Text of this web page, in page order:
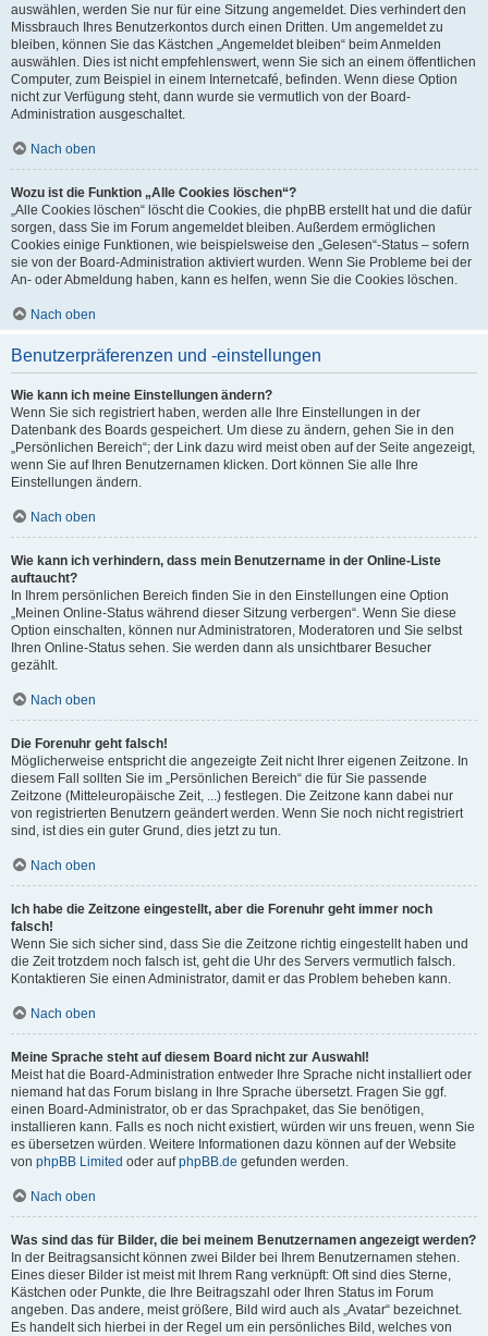
auswählen, werden Sie nur für eine Sitzung angemeldet. Dies verhindert den
Missbrauch Ihres Benutzerkontos durch einen Dritten. Um angemeldet zu
bleiben, können Sie das Kästchen „Angemeldet bleiben“ beim Anmelden
auswählen. Dies ist nicht empfehlenswert, wenn Sie sich an einem öffentlichen
Computer, zum Beispiel in einem Internetcafé, befinden. Wenn diese Option
nicht zur Verfügung steht, dann wurde sie vermutlich von der Board-
Administration ausgeschaltet.
Nach oben
Wozu ist die Funktion „Alle Cookies löschen“?
„Alle Cookies löschen“ löscht die Cookies, die phpBB erstellt hat und die dafür
sorgen, dass Sie im Forum angemeldet bleiben. Außerdem ermöglichen
Cookies einige Funktionen, wie beispielsweise den „Gelesen“-Status – sofern
sie von der Board-Administration aktiviert wurden. Wenn Sie Probleme bei der
An- oder Abmeldung haben, kann es helfen, wenn Sie die Cookies löschen.
Nach oben
Benutzerpräferenzen und -einstellungen
Wie kann ich meine Einstellungen ändern?
Wenn Sie sich registriert haben, werden alle Ihre Einstellungen in der
Datenbank des Boards gespeichert. Um diese zu ändern, gehen Sie in den
„Persönlichen Bereich“; der Link dazu wird meist oben auf der Seite angezeigt,
wenn Sie auf Ihren Benutzernamen klicken. Dort können Sie alle Ihre
Einstellungen ändern.
Nach oben
Wie kann ich verhindern, dass mein Benutzername in der Online-Liste
auftaucht?
In Ihrem persönlichen Bereich finden Sie in den Einstellungen eine Option
„Meinen Online-Status während dieser Sitzung verbergen“. Wenn Sie diese
Option einschalten, können nur Administratoren, Moderatoren und Sie selbst
Ihren Online-Status sehen. Sie werden dann als unsichtbarer Besucher
gezählt.
Nach oben
Die Forenuhr geht falsch!
Möglicherweise entspricht die angezeigte Zeit nicht Ihrer eigenen Zeitzone. In
diesem Fall sollten Sie im „Persönlichen Bereich“ die für Sie passende
Zeitzone (Mitteleuropäische Zeit, ...) festlegen. Die Zeitzone kann dabei nur
von registrierten Benutzern geändert werden. Wenn Sie noch nicht registriert
sind, ist dies ein guter Grund, dies jetzt zu tun.
Nach oben
Ich habe die Zeitzone eingestellt, aber die Forenuhr geht immer noch
falsch!
Wenn Sie sich sicher sind, dass Sie die Zeitzone richtig eingestellt haben und
die Zeit trotzdem noch falsch ist, geht die Uhr des Servers vermutlich falsch.
Kontaktieren Sie einen Administrator, damit er das Problem beheben kann.
Nach oben
Meine Sprache steht auf diesem Board nicht zur Auswahl!
Meist hat die Board-Administration entweder Ihre Sprache nicht installiert oder
niemand hat das Forum bislang in Ihre Sprache übersetzt. Fragen Sie ggf.
einen Board-Administrator, ob er das Sprachpaket, das Sie benötigen,
installieren kann. Falls es noch nicht existiert, würden wir uns freuen, wenn Sie
es übersetzen würden. Weitere Informationen dazu können auf der Website
von phpBB Limited oder aufphpBB.de gefunden werden.
Nach oben
Was sind das für Bilder, die bei meinem Benutzernamen angezeigt werden?
In der Beitragsansicht können zwei Bilder bei Ihrem Benutzernamen stehen.
Eines dieser Bilder ist meist mit Ihrem Rang verknüpft: Oft sind dies Sterne,
Kästchen oder Punkte, die Ihre Beitragszahl oder Ihren Status im Forum
angeben. Das andere, meist größere, Bild wird auch als „Avatar“ bezeichnet.
Es handelt sich hierbei in der Regel um ein persönliches Bild, welches von